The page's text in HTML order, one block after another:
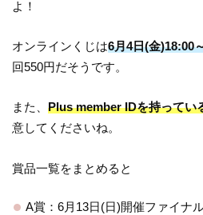
よ！
オンラインくじは6月4日(金)18:00
回550円だそうです。
また、Plus member IDを持ってい
意してくださいね。
賞品一覧をまとめると
A賞：6月13日(日)開催ファイナ